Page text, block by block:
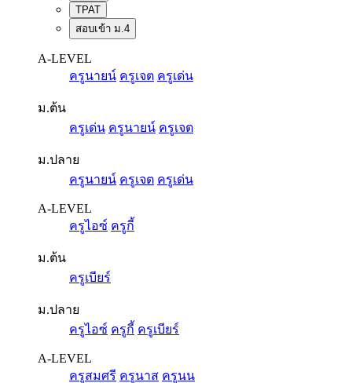
TPAT
สอบเข้า ม.4
A-LEVEL
ครูนายน์ ครูเจต ครูเด่น
ม.ต้น
ครูเด่น ครูนายน์ ครูเจต
ม.ปลาย
ครูนายน์ ครูเจต ครูเด่น
A-LEVEL
ครูไอซ์ ครูกี้
ม.ต้น
ครูเบียร์
ม.ปลาย
ครูไอซ์ ครูกี้ ครูเบียร์
A-LEVEL
ครูสมศรี ครูนาส ครูนน